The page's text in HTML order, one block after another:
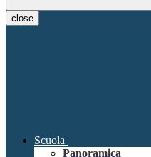
close
Scuola
Panoramica